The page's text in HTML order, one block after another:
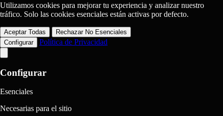
Utilizamos cookies para mejorar tu experiencia y analizar nuestro
tráfico. Solo las cookies esenciales están activas por defecto.
Aceptar Todas
Rechazar No Esenciales
Configurar
Política de Privacidad
Configurar
Esenciales
Necesarias para el sitio